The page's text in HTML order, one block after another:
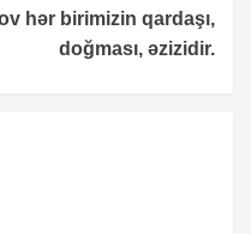
hər birimizin qardaşı,
doğması, əzizidir.